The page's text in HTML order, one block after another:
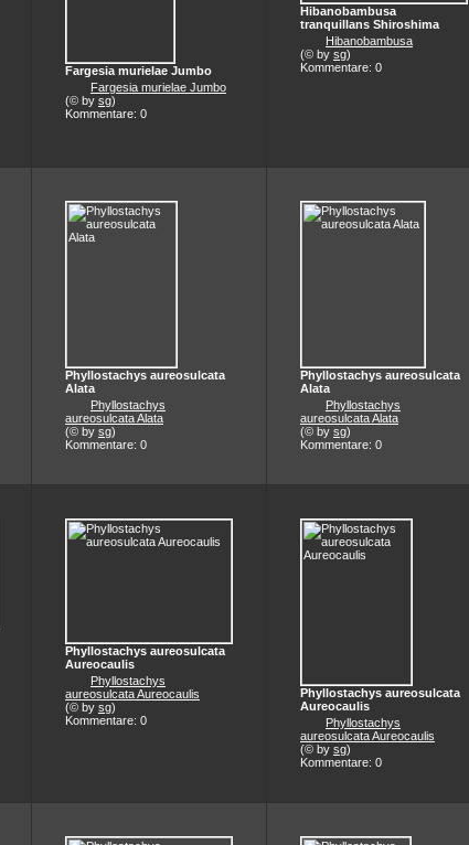
Fargesia murielae Jumbo
Fargesia murielae Jumbo
(© by sg)
Kommentare: 0
Hibanobambusa
tranquillans Shiroshima
Hibanobambusa
(© by sg)
Kommentare: 0
Phyllostachys aureosulcata
Alata
Phyllostachys
aureosulcata Alata
(© by sg)
Kommentare: 0
Phyllostachys aureosulcata
Alata
Phyllostachys
aureosulcata Alata
(© by sg)
Kommentare: 0
Phyllostachys aureosulcata
Aureocaulis
Phyllostachys
aureosulcata Aureocaulis
(© by sg)
Kommentare: 0
Phyllostachys aureosulcata
Aureocaulis
Phyllostachys
aureosulcata Aureocaulis
(© by sg)
Kommentare: 0